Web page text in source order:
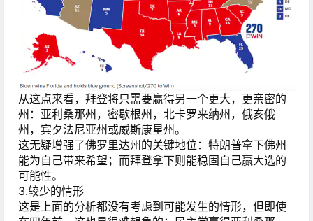
从这点来看，拜登将只需要赢得另一个更大，更亲密的
州：亚利桑那州，密歇根州，北卡罗来纳州，俄亥俄
州，宾夕法尼亚州或威斯康星州。
这无疑增强了佛罗里达州的关键地位：特朗普拿下佛州
能为自己带来希望；而拜登拿下则能稳固自己赢大选的
可能性。
3.较少的情形
这是上面的分析都没有考虑到可能发生的情形，但即使